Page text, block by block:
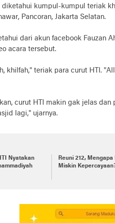
diketahui kumpul-kumpul teriak
Pancoran, Jakarta Selatan.
dari akun facebook Fauzan
acara tersebut.
khilfah," teriak para curut HTI.
curut HTI makin gak jelas
lagi," ujarnya.
Nyatakan
Reuni 212, Mengapa
Miskin